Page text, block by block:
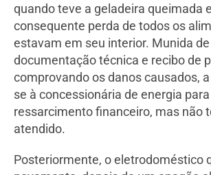
quando teve a geladeira queimada
consequente perda de todos os
estavam em seu interior. Munida
documentação técnica e recibo de
comprovando os danos causados,
se à concessionária de energia
ressarcimento financeiro, mas não
atendido.
Posteriormente, o eletrodoméstico